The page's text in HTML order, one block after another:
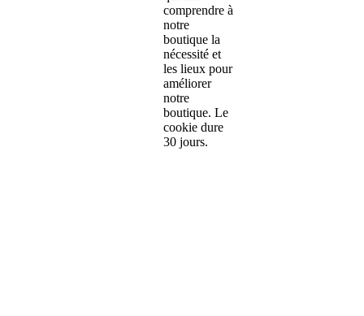
comprendre à
notre
boutique la
nécessité et
les lieux pour
améliorer
notre
boutique. Le
cookie dure
30 jours.